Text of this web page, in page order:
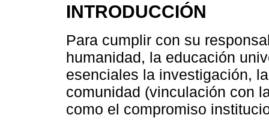
INTRODUCCIÓN
Para cumplir con su
humanidad, la educación
esenciales la investigación,
comunidad (vinculación con
como el compromiso